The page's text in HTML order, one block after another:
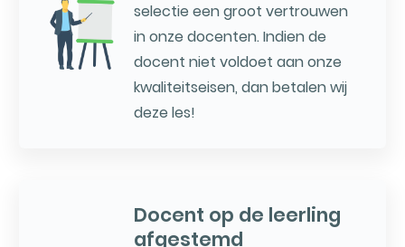
selectie een groot vertrouwen
in onze docenten. Indien de
docent niet voldoet aan onze
kwaliteitseisen, dan betalen wij
deze les!
Docent op de leerling
afgestemd